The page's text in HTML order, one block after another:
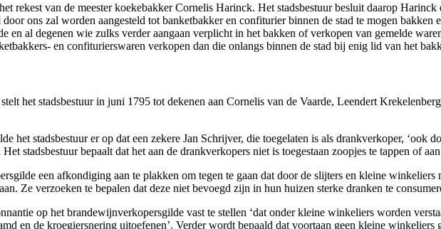
rekest van de meester koekebakker Cornelis Harinck. Het stadsbestuur besluit daarop
ons zal worden aangesteld tot banketbakker en confiturier binnen de stad te mogen bakken
al degenen wie zulks verder aangaan verplicht in het bakken of verkopen van gemelde
en confiturierswaren verkopen dan die onlangs binnen de stad bij enig lid van het
het stadsbestuur in juni 1795 tot dekenen aan Cornelis van de Vaarde, Leendert
het stadsbestuur er op dat een zekere Jan Schrijver, die toegelaten is als drankverkoper, ‘ook
stadsbestuur bepaalt dat het aan de drankverkopers niet is toegestaan zoopjes te tappen of
een afkondiging aan te plakken om tegen te gaan dat door de slijters en kleine
Ze verzoeken te bepalen dat deze niet bevoegd zijn in hun huizen sterke dranken te
op het brandewijnverkopersgilde vast te stellen ‘dat onder kleine winkeliers worden
en de kroegiersnering uitoefenen’. Verder wordt bepaald dat voortaan geen kleine